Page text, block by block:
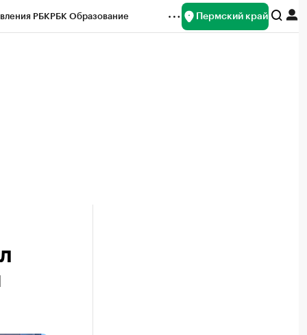
РБКРБК Образование Пермский край